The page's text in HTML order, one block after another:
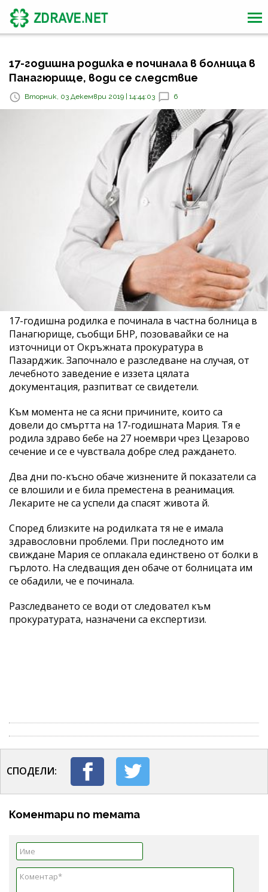
17-годишна родилка е починала в болница в
Панагюрище, води се следствие
Вторник, 03 Декември 2019 | 14:44:03 6
17-годишна родилка е починала в частна болница в
Панагюрище, съобщи БНР, позовавайки се на
източници от Окръжната прокуратура в
Пазарджик. Започнало е разследване на случая, от
лечебното заведение е иззета цялата
документация, разпитват се свидетели.
Към момента не са ясни причините, които са
довели до смъртта на 17-годишната Мария. Тя е
родила здраво бебе на 27 ноември чрез Цезарово
сечение и се е чувствала добре след раждането.
Два дни по-късно обаче жизнените й показатели са
се влошили и е била преместена в реанимация.
Лекарите не са успели да спасят живота й.
Според близките на родилката тя не е имала
здравословни проблеми. При последното им
свиждане Мария се оплакала единствено от болки в
гърлото. На следващия ден обаче от болницата им
се обадили, че е починала.
Разследването се води от следовател към
прокуратурата, назначени са експертизи.
СПОДЕЛИ:
Коментари по темата